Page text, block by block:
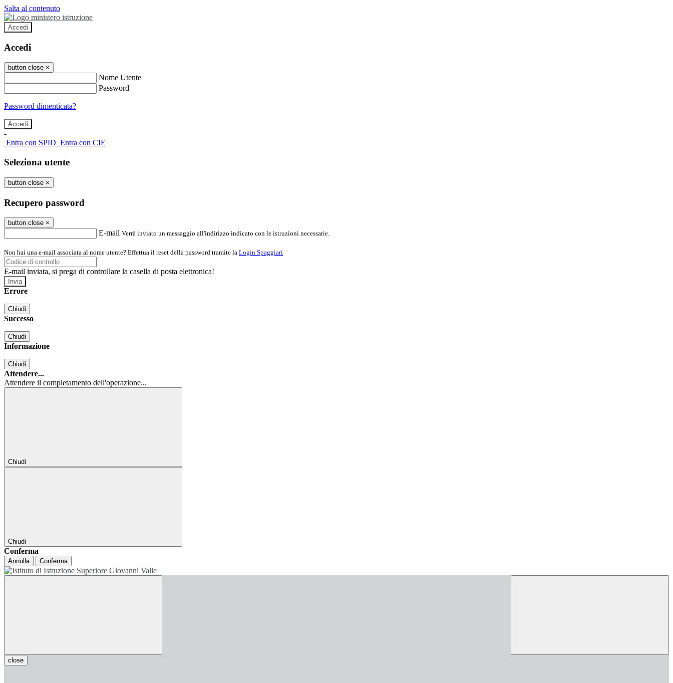
Salta al contenuto
Accedi
Accedi
button close ×
Nome Utente
Password
Password dimenticata?
-
Entra con SPID Entra con CIE
Seleziona utente
button close ×
Recupero password
button close ×
E-mail Verrà inviato un messaggio all'indirizzo indicato con le istruzioni necessarie.
Non hai una e-mail associata al nome utente? Effettua il reset della password tramite la Login Spaggiari
E-mail inviata, si prega di controllare la casella di posta elettronica!
Errore
Chiudi
Successo
Chiudi
Informazione
Chiudi
Attendere...
Attendere il completamento dell'operazione...
Chiudi
Chiudi
Conferma
Annulla Conferma
close